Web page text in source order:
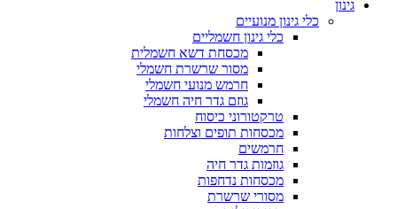
גינון
כלי גינון מנועיים
כלי גינון חשמליים
מכסחת דשא חשמלית
מסור שרשרת חשמלי
חרמש מנועי חשמלי
גוזם גדר חיה חשמלי
טרקטורוני כיסוח
מכסחות תופים וצלחות
חרמשים
גוזמות גדר חיה
מכסחות נדחפות
מסורי שרשרת